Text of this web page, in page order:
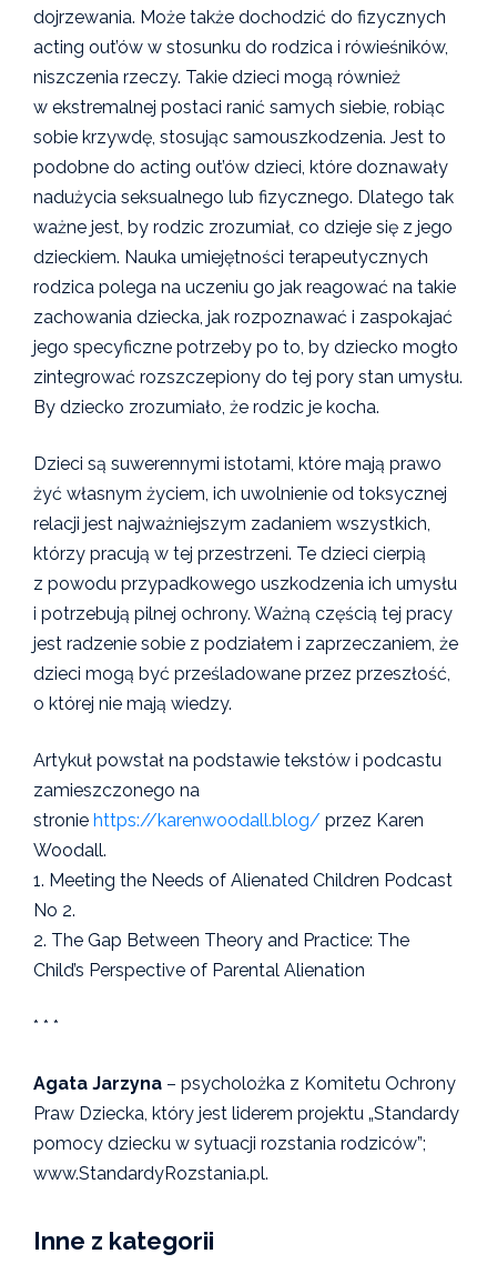
dojrzewania. Może także dochodzić do fizycznych
acting out’ów w stosunku do rodzica i rówieśników,
niszczenia rzeczy. Takie dzieci mogą również
w ekstremalnej postaci ranić samych siebie, robiąc
sobie krzywdę, stosując samouszkodzenia. Jest to
podobne do acting out’ów dzieci, które doznawały
nadużycia seksualnego lub fizycznego. Dlatego tak
ważne jest, by rodzic zrozumiał, co dzieje się z jego
dzieckiem. Nauka umiejętności terapeutycznych
rodzica polega na uczeniu go jak reagować na takie
zachowania dziecka, jak rozpoznawać i zaspokajać
jego specyficzne potrzeby po to, by dziecko mogło
zintegrować rozszczepiony do tej pory stan umysłu.
By dziecko zrozumiało, że rodzic je kocha.
Dzieci są suwerennymi istotami, które mają prawo
żyć własnym życiem, ich uwolnienie od toksycznej
relacji jest najważniejszym zadaniem wszystkich,
którzy pracują w tej przestrzeni. Te dzieci cierpią
z powodu przypadkowego uszkodzenia ich umysłu
i potrzebują pilnej ochrony. Ważną częścią tej pracy
jest radzenie sobie z podziałem i zaprzeczaniem, że
dzieci mogą być prześladowane przez przeszłość,
o której nie mają wiedzy.
Artykuł powstał na podstawie tekstów i podcastu
zamieszczonego na
stronie https://karenwoodall.blog/ przez Karen
Woodall.
1. Meeting the Needs of Alienated Children Podcast
No 2.
2. The Gap Between Theory and Practice: The
Child’s Perspective of Parental Alienation
* * *
Agata Jarzyna – psycholożka z Komitetu Ochrony
Praw Dziecka, który jest liderem projektu „Standardy
pomocy dziecku w sytuacji rozstania rodziców”;
www.StandardyRozstania.pl.
Inne z kategorii